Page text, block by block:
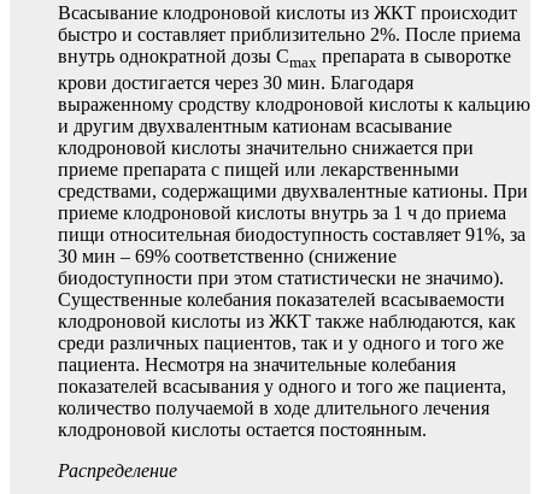
Всасывание клодроновой кислоты из ЖКТ происходит
быстро и составляет приблизительно 2%. После приема
внутрь однократной дозы Cmax препарата в сыворотке
крови достигается через 30 мин. Благодаря
выраженному сродству клодроновой кислоты к кальцию
и другим двухвалентным катионам всасывание
клодроновой кислоты значительно снижается при
приеме препарата с пищей или лекарственными
средствами, содержащими двухвалентные катионы. При
приеме клодроновой кислоты внутрь за 1 ч до приема
пищи относительная биодоступность составляет 91%, за
30 мин – 69% соответственно (снижение
биодоступности при этом статистически не значимо).
Существенные колебания показателей всасываемости
клодроновой кислоты из ЖКТ также наблюдаются, как
среди различных пациентов, так и у одного и того же
пациента. Несмотря на значительные колебания
показателей всасывания у одного и того же пациента,
количество получаемой в ходе длительного лечения
клодроновой кислоты остается постоянным.
Распределение